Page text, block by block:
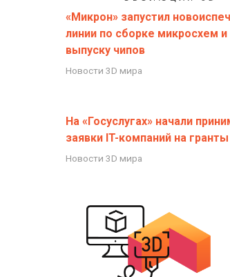
«Микрон» запустил
линии по сборке микросхем и
выпуску чипов
Новости 3D мира
На «Госуслугах» начали
заявки IT-компаний на гранты
Новости 3D мира